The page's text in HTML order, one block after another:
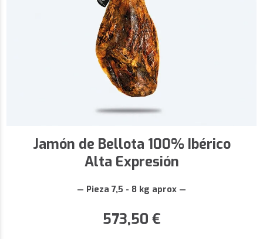
Jamón de Bellota 100% Ibérico
Alta Expresión
— Pieza 7,5 - 8 kg aprox —
573,50 €